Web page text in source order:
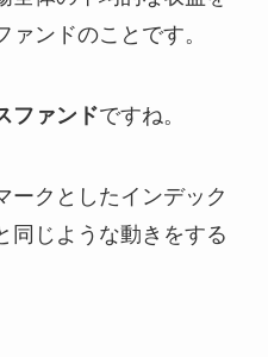
ァンドのことです。
ファンドですね。
ークとしたインデック
同じような動きをする